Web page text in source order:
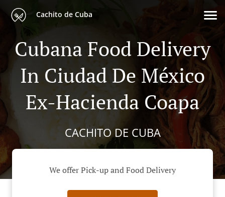
Cachito de Cuba
Cubana Food Delivery
In Ciudad De México
Ex-Hacienda Coapa
CACHITO DE CUBA
We offer Pick-up and Food Delivery